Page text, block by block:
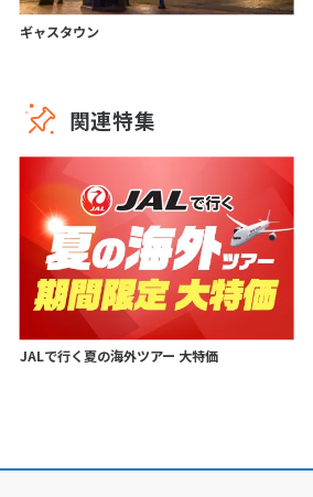
ギャスタウン
関連特集
JALで行く夏の海外ツアー 大特価